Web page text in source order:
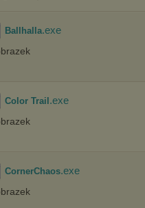
Ballhalla.exe
Color Trail .exe
CornerChaos.exe